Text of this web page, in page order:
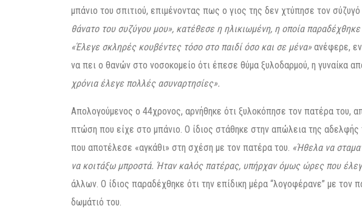
μπάνιο του σπιτιού, επιμένοντας πως ο γιος της δεν χτύπησε τον σύζυγό
θάνατο του συζύγου μου», κατέθεσε η ηλικιωμένη, η οποία
«Έλεγε σκληρές κουβέντες τόσο στο παιδί όσο και σε μένα» ανέφερε,
να πει ο θανών στο νοσοκομείο ότι έπεσε θύμα ξυλοδαρμού, η γυναίκα
χρόνια έλεγε πολλές ασυναρτησίες».
Απολογούμενος ο 44χρονος, αρνήθηκε ότι ξυλοκόπησε τον πατέρα του,
πτώση που είχε στο μπάνιο. Ο ίδιος στάθηκε στην απώλεια της αδελφής
που αποτέλεσε «αγκάθι» στη σχέση με τον πατέρα του. «Ήθελα να
να κοιτάξω μπροστά. Ήταν καλός πατέρας, υπήρχαν όμως ώρες που
άλλων. Ο ίδιος παραδέχθηκε ότι την επίδικη μέρα “λογoφέρανε” με τον
δωμάτιό του.